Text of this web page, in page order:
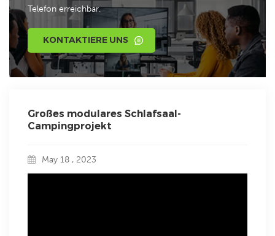
Telefon erreichbar.
KONTAKTIERE UNS
Großes modulares Schlafsaal-
Campingprojekt
May 18 , 2023